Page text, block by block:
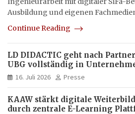
Ausbildung und eigenen
Continue Reading
LD DIDACTIC geht nach
UBG vollständig in
16. Juli 2026 Presse
KAAW stärkt digitale
durch zentrale E-Learning